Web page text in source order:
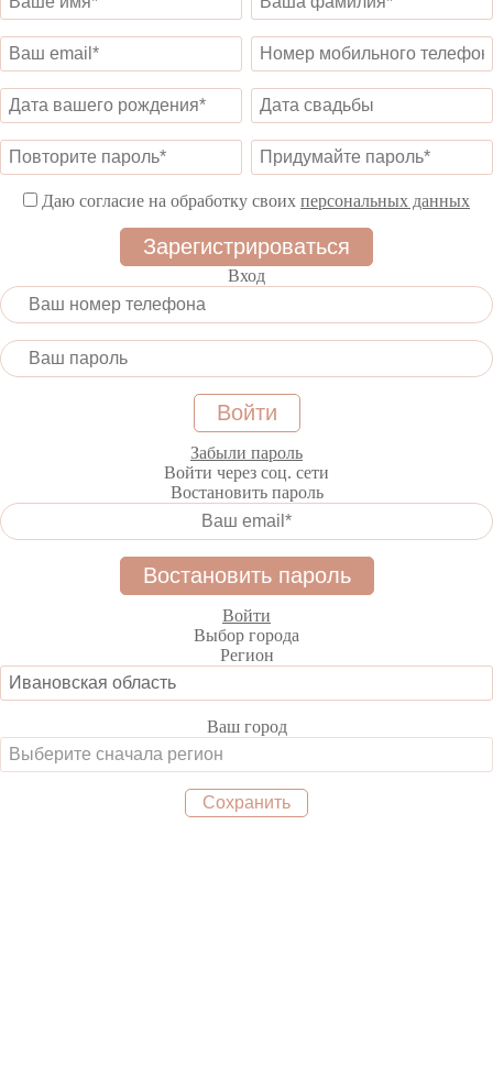
Даю согласие на обработку своих персональных данных
Вход
Забыли пароль
Войти через соц. сети
Востановить пароль
Войти
Выбор города
Регион
Ваш город